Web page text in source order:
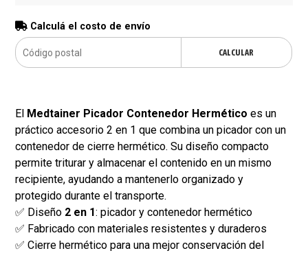
Calculá el costo de envío
CALCULAR
El Medtainer Picador Contenedor Hermético es un
práctico accesorio 2 en 1 que combina un picador con un
contenedor de cierre hermético. Su diseño compacto
permite triturar y almacenar el contenido en un mismo
recipiente, ayudando a mantenerlo organizado y
protegido durante el transporte.
✅ Diseño 2 en 1: picador y contenedor hermético
✅ Fabricado con materiales resistentes y duraderos
✅ Cierre hermético para una mejor conservación del